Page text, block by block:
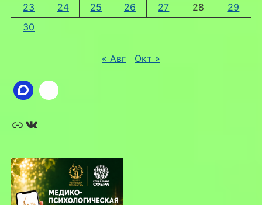
23
24 25 26 27 28
29
30
« Авг Окт »
Ссылка